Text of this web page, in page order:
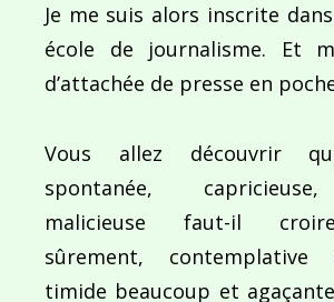
Navigation
l’article
Des yeux de soie !
Je me suis alors inscrite
école de journalisme. Et
d’attachée de presse en
Vous allez découvrir
spontanée,
malicieuse faut-il
sûrement, contemplative
timide beaucoup et